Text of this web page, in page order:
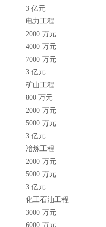
3 亿元
电力工程
2000 万元
4000 万元
7000 万元
3 亿元
矿山工程
800 万元
2000 万元
5000 万元
3 亿元
冶炼工程
2000 万元
5000 万元
3 亿元
化工石油工程
3000 万元
6000 万元